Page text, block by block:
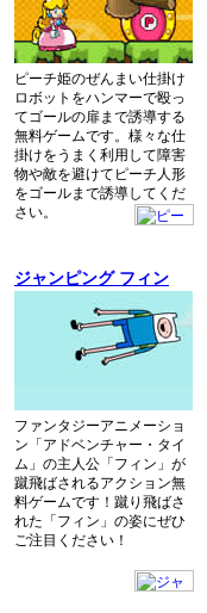
ピーチ姫のぜんまい仕掛け
ロボットをハンマーで殴っ
てゴールの扉まで誘導する
無料ゲームです。様々な仕
掛けをうまく利用して障害
物や敵を避けてピーチ人形
をゴールまで誘導してくだ
さい。
ジャンピング フィン
ファンタジーアニメーショ
ン「アドベンチャー・タイ
ム」の主人公「フィン」が
蹴飛ばされるアクション無
料ゲームです！蹴り飛ばさ
れた「フィン」の姿にぜひ
ご注目ください！